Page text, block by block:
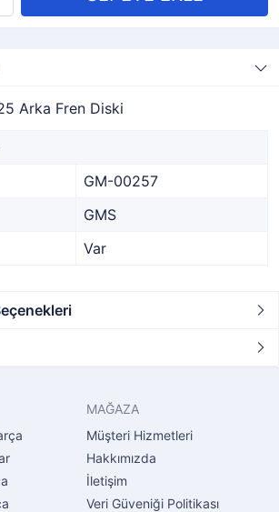
Arka Fren Diski
GM-00257
GMS
Var
MAĞAZA
Müşteri Hizmetleri
Hakkımızda
İletişim
Veri Güveniği Politikası